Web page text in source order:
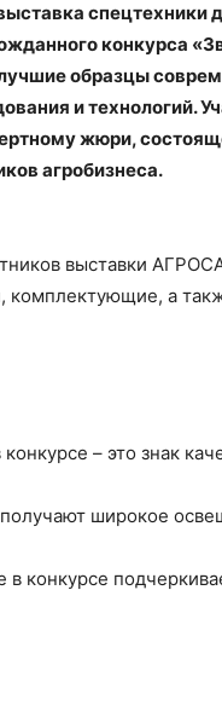
спецтехники
конкурса
образцы
и технологий.
жюри,
агробизнеса.
выставки
комплектующие, а
– это знак
получают широкое
конкурсе